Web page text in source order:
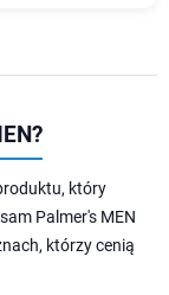
który
Palmer's MEN
którzy cenią